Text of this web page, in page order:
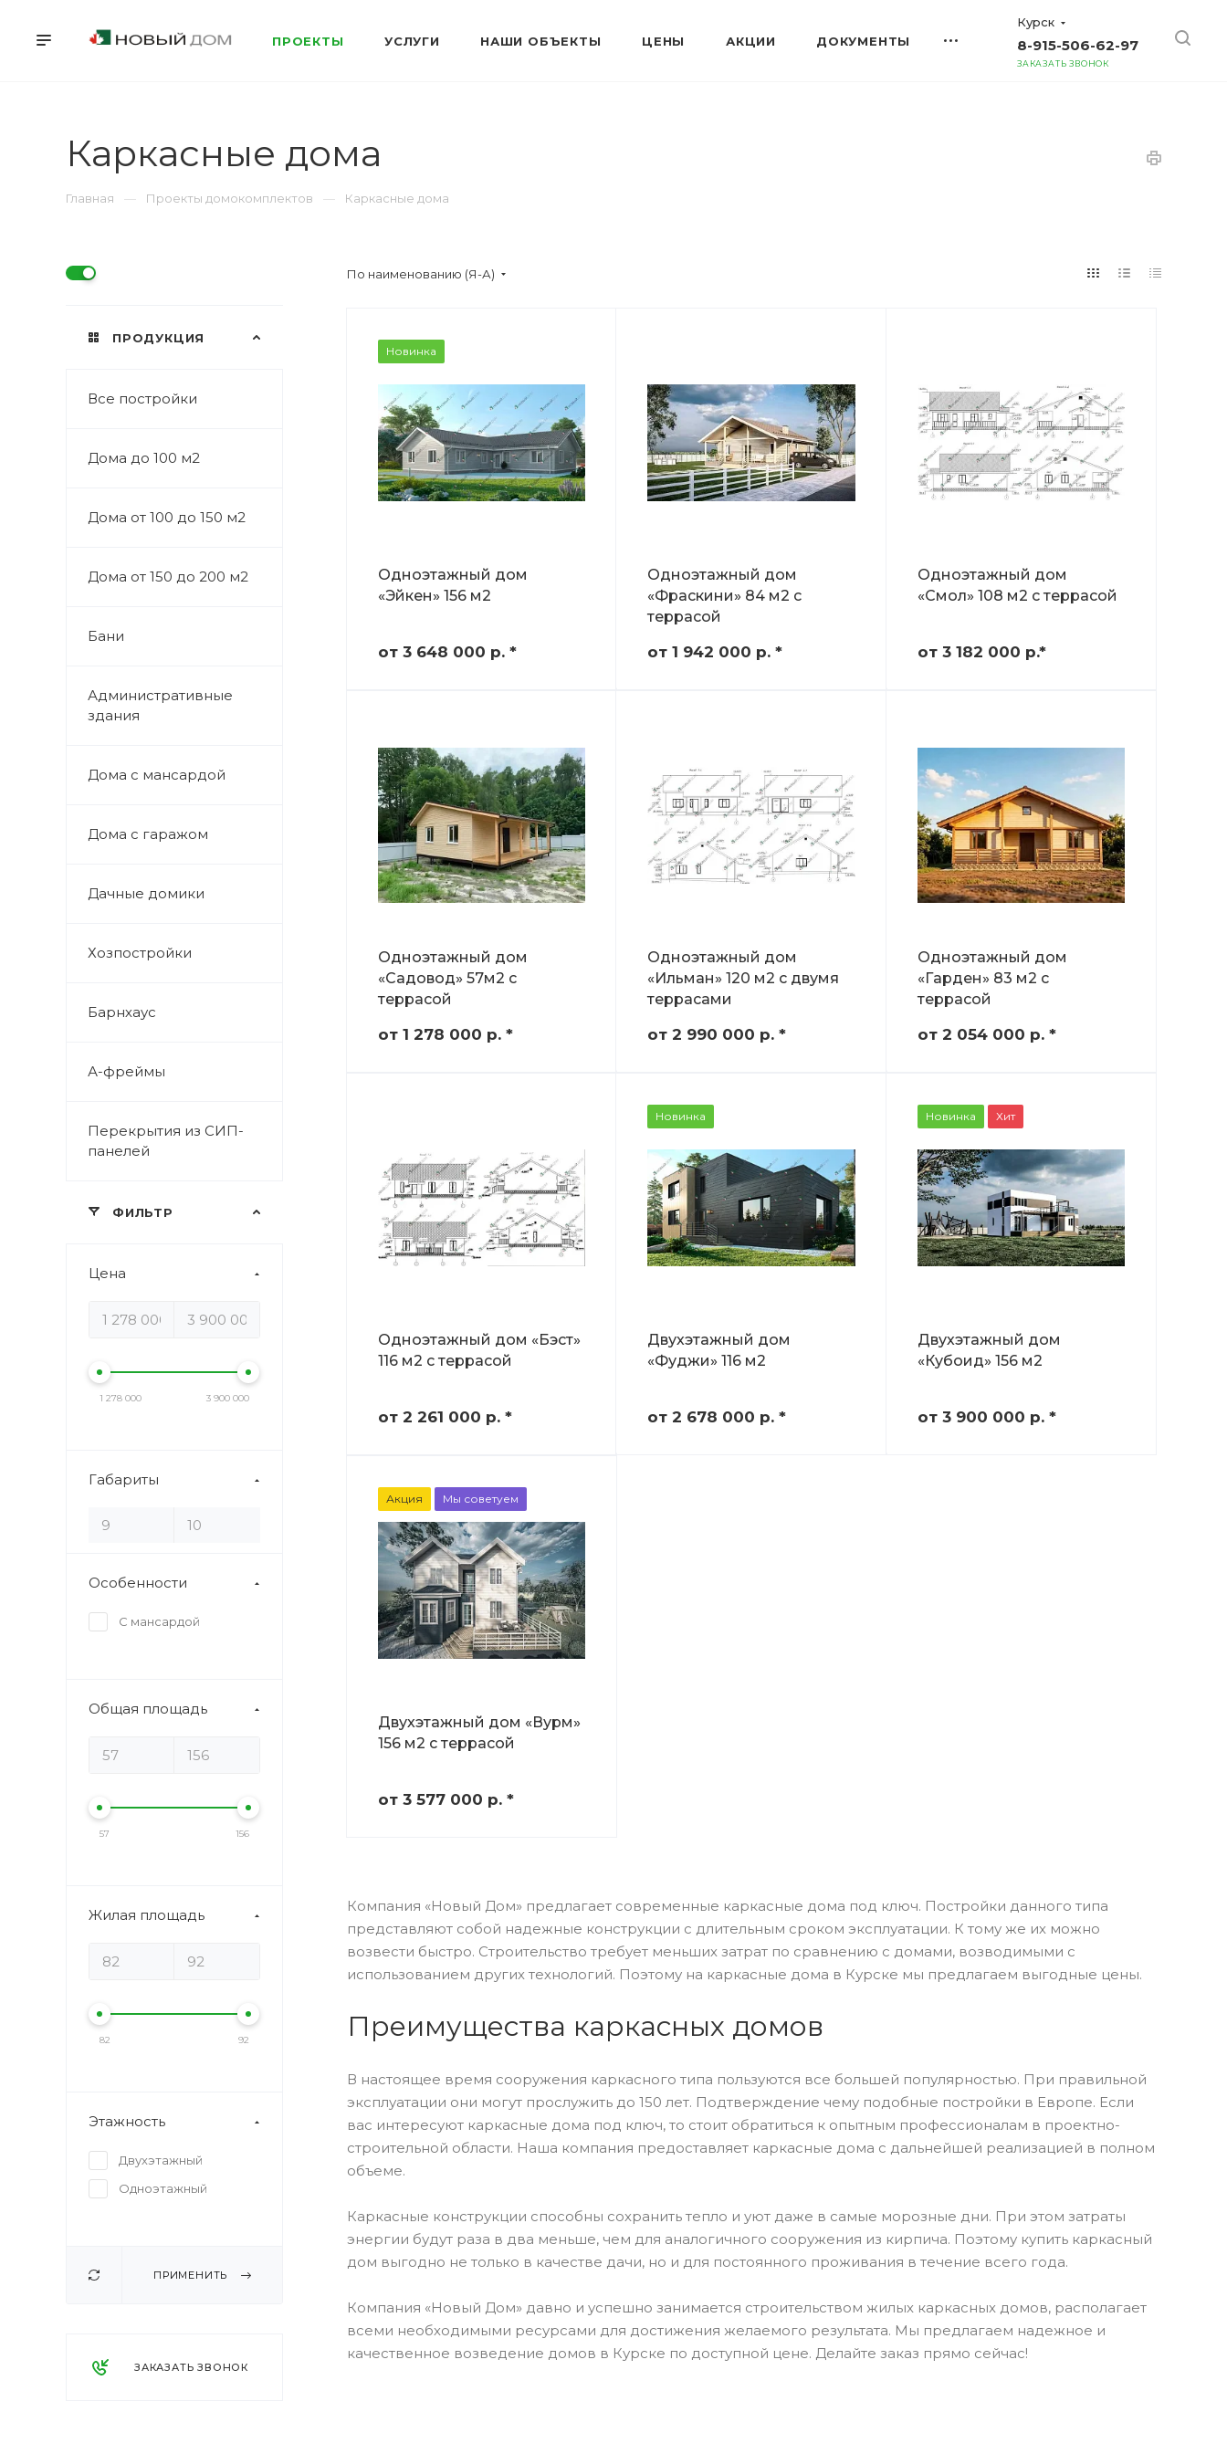
Курск
8-915-506-62-97
ЗАКАЗАТЬ ЗВОНОК
ПРОЕКТЫ УСЛУГИ НАШИ ОБЪЕКТЫ ЦЕНЫ АКЦИИ ДОКУМЕНТЫ
Каркасные дома
Главная Проекты домокомплектов Каркасные дома
ПРОДУКЦИЯ
Все постройки
Дома до 100 м2
Дома от 100 до 150 м2
Дома от 150 до 200 м2
Бани
Административные
здания
Дома с мансардой
Дома с гаражом
Дачные домики
Хозпостройки
Барнхаус
А-фреймы
Перекрытия из СИП-
панелей
ФИЛЬТР
Цена
1 278 000 3 900 000
Габариты
Особенности
С мансардой
Общая площадь
57 156
Жилая площадь
82 92
Этажность
Двухэтажный
Одноэтажный
ПРИМЕНИТЬ
ЗАКАЗАТЬ ЗВОНОК
По наименованию (Я-А)
Новинка
Одноэтажный дом
«Эйкен» 156 м2
от 3 648 000 р. *
Одноэтажный дом
«Фраскини» 84 м2 с
террасой
от 1 942 000 р. *
Одноэтажный дом
«Смол» 108 м2 с террасой
от 3 182 000 р.*
Одноэтажный дом
«Садовод» 57м2 с
террасой
от 1 278 000 р. *
Одноэтажный дом
«Ильман» 120 м2 с двумя
террасами
от 2 990 000 р. *
Одноэтажный дом
«Гарден» 83 м2 с
террасой
от 2 054 000 р.*
Одноэтажный дом «Бэст»
116 м2 с террасой
от 2 261 000 р. *
Новинка
Двухэтажный дом
«Фуджи» 116 м2
от 2 678 000 р. *
Новинка Хит
Двухэтажный дом
«Кубоид» 156 м2
от 3 900 000 р.*
Акция Мы советуем
Двухэтажный дом «Вурм»
156 м2 с террасой
от 3 577 000 р. *
Компания «Новый Дом» предлагает современные каркасные дома под ключ. Постройки данного типа
представляют собой надежные конструкции с длительным сроком эксплуатации. К тому же их можно
возвести быстро. Строительство требует меньших затрат по сравнению с домами, возводимыми с
использованием других технологий. Поэтому на каркасные дома в Курске мы предлагаем выгодные цены.
Преимущества каркасных домов
В настоящее время сооружения каркасного типа пользуются все большей популярностью. При правильной
эксплуатации они могут прослужить до 150 лет. Подтверждение чему подобные постройки в Европе. Если
вас интересуют каркасные дома под ключ, то стоит обратиться к опытным профессионалам в проектно-
строительной области. Наша компания предоставляет каркасные дома с дальнейшей реализацией в полном
объеме.
Каркасные конструкции способны сохранить тепло и уют даже в самые морозные дни. При этом затраты
энергии будут раза в два меньше, чем для аналогичного сооружения из кирпича. Поэтому купить каркасный
дом выгодно не только в качестве дачи, но и для постоянного проживания в течение всего года.
Компания «Новый Дом» давно и успешно занимается строительством жилых каркасных домов, располагает
всеми необходимыми ресурсами для достижения желаемого результата. Мы предлагаем надежное и
качественное возведение домов в Курске по доступной цене. Делайте заказ прямо сейчас!